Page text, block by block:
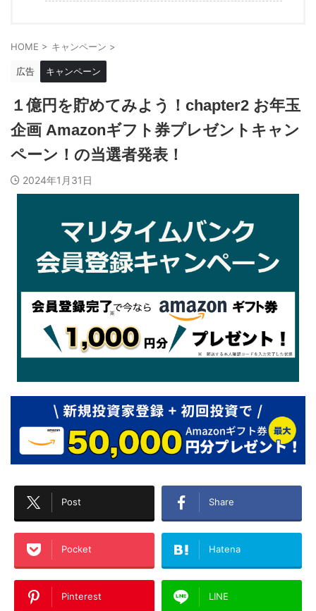
HOME > キャンペーン >
広告 キャンペーン
１億円を貯めてみよう！chapter2 お年玉
企画 Amazonギフト券プレゼントキャン
ペーン！の当選者発表！
2024年1月31日
Post Share
Pocket Hatena
Pinterest LINE